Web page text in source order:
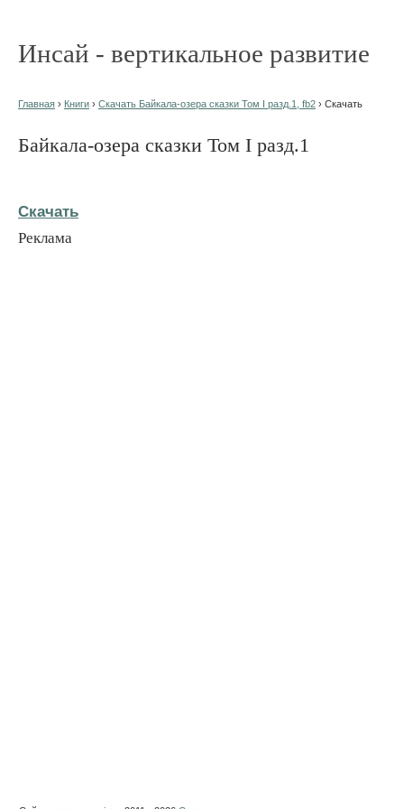
Инсай - вертикальное развитие
Главная › Книги › Скачать Байкала-озера сказки Том I разд.1, fb2 › Скачать
Байкала-озера сказки Том I разд.1
Скачать
Реклама